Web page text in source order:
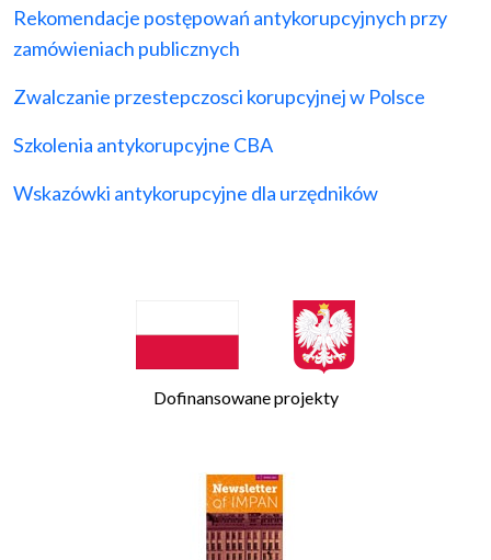
Rekomendacje postępowań antykorupcyjnych przy
zamówieniach publicznych
Zwalczanie przestepczosci korupcyjnej w Polsce
Szkolenia antykorupcyjne CBA
Wskazówki antykorupcyjne dla urzędników
Dofinansowane projekty